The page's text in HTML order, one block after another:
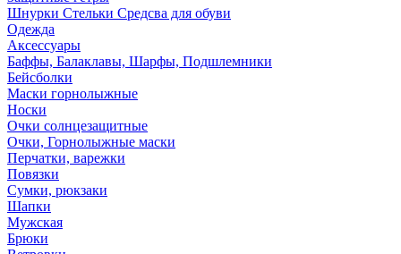
Шнурки Стельки Средсва для обуви
Одежда
Аксессуары
Баффы, Балаклавы, Шарфы, Подшлемники
Бейсболки
Маски горнолыжные
Носки
Очки солнцезащитные
Очки, Горнолыжные маски
Перчатки, варежки
Повязки
Сумки, рюкзаки
Шапки
Мужская
Брюки